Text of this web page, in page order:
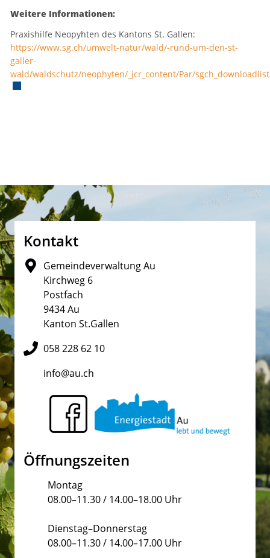
Weitere Informationen:
Praxishilfe Neopyhten des Kantons St. Gallen:
https://www.sg.ch/umwelt-natur/wald/-rund-um-den-st-
galler-
wald/waldschutz/neophyten/_jcr_content/Par/
Externer Link wird in einem neuen Fenster geöffnet.
Fusszeile
Kontakt
Gemeindeverwaltung Au
Kirchweg 6
Postfach
9434 Au
Kanton St.Gallen
058 228 62 10
info@au.ch
Öffnungszeiten
Montag
08.00–11.30 / 14.00–18.00 Uhr
Dienstag–Donnerstag
08.00–11.30 / 14.00–17.00 Uhr